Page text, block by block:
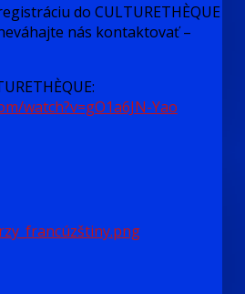
do CULTURETHÈQUE
nás kontaktovať –
watch?v=gO1a6JN-Yao